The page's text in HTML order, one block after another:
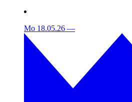
Mo 18.05.26 —